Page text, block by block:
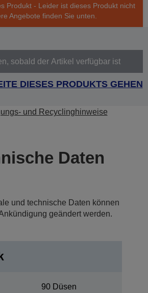
Produkt - Leider ist dieses Produkt nicht
Angebote finden Sie unten.
sobald der Artikel verfügbar ist
DIESES PRODUKTS GEHEN
und Recyclinghinweise
Daten
und technische Daten können
geändert werden.
90 Düsen